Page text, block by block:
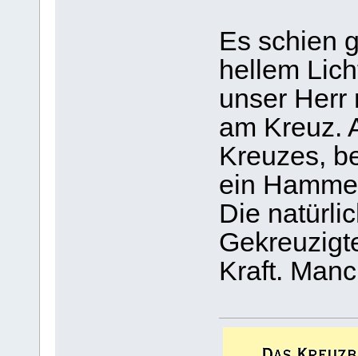
Es schien
hellem
unser Herr
am Kreuz.
Kreuzes,
ein
Die
Kraft.